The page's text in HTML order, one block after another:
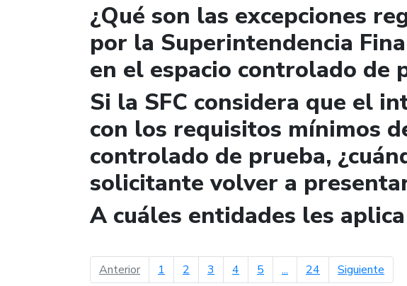
¿Qué son las excepciones
por la Superintendencia
en el espacio controlado de
Si la SFC considera que el
con los requisitos mínimos
controlado de prueba,
solicitante volver a
A cuáles entidades les
Anteriorpágina anterior
1 2 3 4 5 ... 24 Siguiente